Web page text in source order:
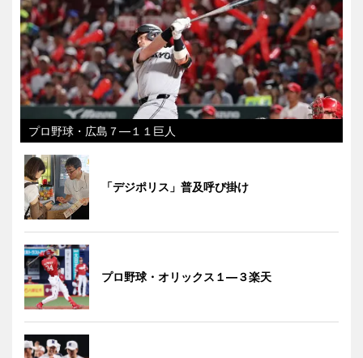
プロ野球・広島７―１１巨人
「デジポリス」普及呼び掛け
プロ野球・オリックス１―３楽天